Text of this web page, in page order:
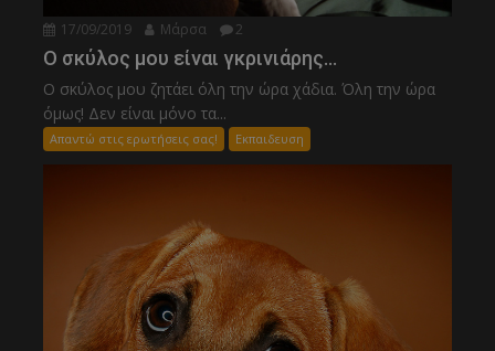
17/09/2019 Μάρσα 2
Ο σκύλος μου είναι γκρινιάρης…
Ο σκύλος μου ζητάει όλη την ώρα χάδια. Όλη την ώρα
όμως! Δεν είναι μόνο τα...
Απαντώ στις ερωτήσεις σας! Εκπαιδευση